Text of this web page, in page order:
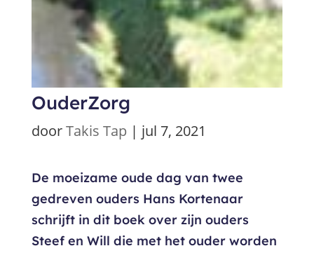
OuderZorg
doorTakis Tap | jul 7, 2021
De moeizame oude dag van twee
gedreven ouders Hans Kortenaar
schrijft in dit boek over zijn ouders
Steef en Will die met het ouder worden